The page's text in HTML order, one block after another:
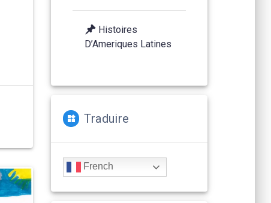
Histoires
D’Ameriques Latines
Traduire
French